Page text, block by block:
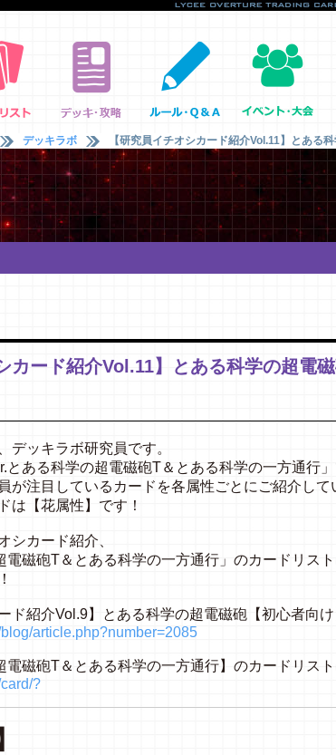
デッキラボ 【研究員イチオシカード紹介Vol.11】とある
カード紹介Vol.11】とある科学の超電
デッキラボ研究員です。
とある科学の超電磁砲T＆とある科学の一方通行
が注目しているカードを各属性ごとにご紹介して
は【花属性】です！
シカード紹介、
電磁砲T＆とある科学の一方通行」のカードリスト
ド紹介Vol.9】とある科学の超電磁砲【初心者向け
article.php?number=2085
電磁砲T＆とある科学の一方通行】のカードリス
?